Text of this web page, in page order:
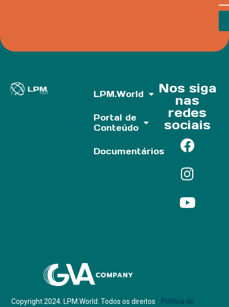
LPM.World
Portal de
Conteúdo
Documentários
Nos siga
nas
redes
sociais
Copyright 2024. LPM.World. Todos os direitos
Política de